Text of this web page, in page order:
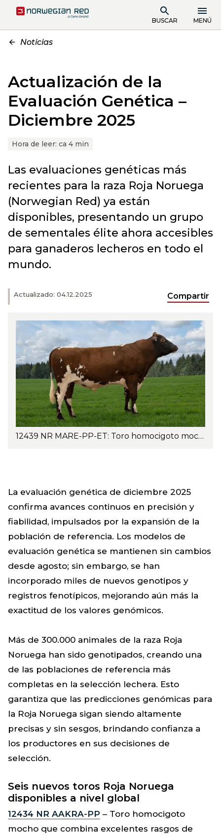
BUSCAR MENÚ
Noticias
Actualización de la
Evaluación Genética –
Diciembre 2025
Hora de leer: ca 4 min
Actualizado: 04.12.2025 Compartir
Las evaluaciones genéticas más
recientes para la raza Roja Noruega
(Norwegian Red) ya están
disponibles, presentando un grupo
de sementales élite ahora accesibles
para ganaderos lecheros en todo el
mundo.
12439 NR MARE-PP-ET: Toro homocigoto mocho que ofrece una producción láctea equilibrada y una conformación excepcional de ubre—ideal para hatos lecheros progresivos. Foto: June Witzøe
La evaluación genética de diciembre 2025
confirma avances continuos en precisión y
fiabilidad, impulsados por la expansión de la
población de referencia. Los modelos de
evaluación genética se mantienen sin cambios
desde agosto; sin embargo, se han
incorporado miles de nuevos genotipos y
registros fenotípicos, mejorando aún más la
exactitud de los valores genómicos.
Más de 300.000 animales de la raza Roja
Noruega han sido genotipados, creando una
de las poblaciones de referencia más
completas en la selección lechera. Esto
garantiza que las predicciones genómicas para
la Roja Noruega sigan siendo altamente
precisas y sin sesgos, brindando confianza a
los productores en sus decisiones de
selección.
Seis nuevos toros Roja Noruega
disponibles a nivel global
12434 NR AAKRA-PP – Toro homocigoto
mocho que combina excelentes rasgos de